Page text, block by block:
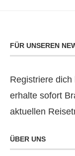
FÜR UNSEREN
Registriere
erhalte sofort
aktuellen
ÜBER UNS